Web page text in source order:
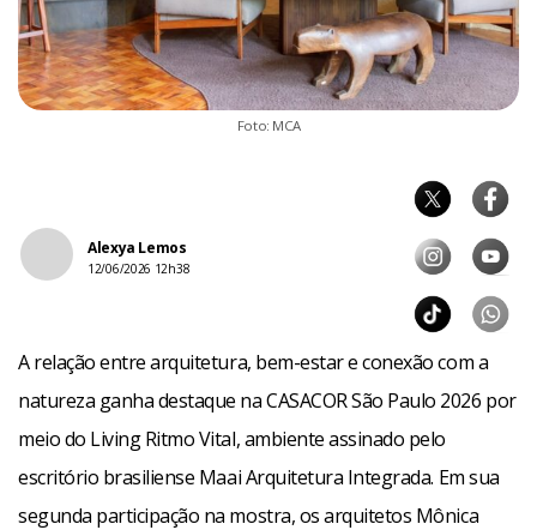
Foto: MCA
Alexya Lemos
12/06/2026 12h38
A relação entre arquitetura, bem-estar e conexão com a
natureza ganha destaque na CASACOR São Paulo 2026 por
meio do Living Ritmo Vital, ambiente assinado pelo
escritório brasiliense Maai Arquitetura Integrada. Em sua
segunda participação na mostra, os arquitetos Mônica